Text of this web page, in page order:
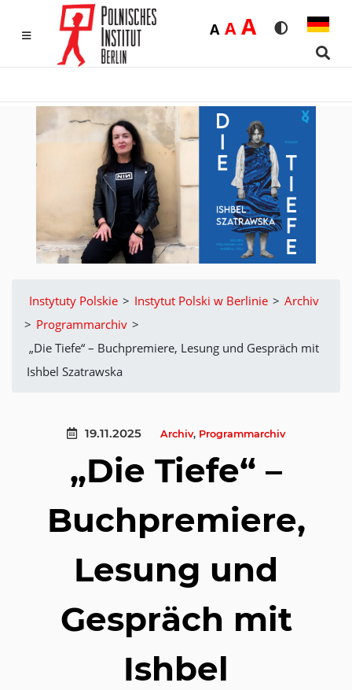
Rozmiar
ADomyślna
AŚrednia
ADużaWersja
Instytuty Polskie > Instytut Polski w Berlinie > Archiv
> Programmarchiv >
„Die Tiefe“ – Buchpremiere, Lesung und Gespräch mit
Ishbel Szatrawska
19.11.2025 Archiv, Programmarchiv
„Die Tiefe“ –
Buchpremiere,
Lesung und
Gespräch mit
Ishbel